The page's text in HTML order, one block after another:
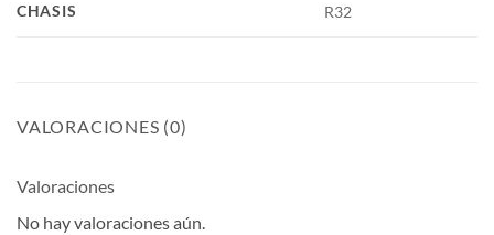
CHASIS R32
VALORACIONES (0)
Valoraciones
No hay valoraciones aún.